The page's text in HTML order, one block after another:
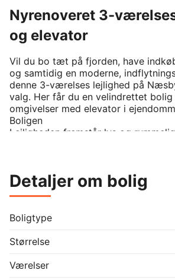
Nyrenoveret 3-
og elevator
Vil du bo tæt på fjorden, have
og samtidig en moderne,
denne 3-værelses lejlighed på
valg. Her får du en velindrettet
omgivelser med elevator i
Boligen
Lejligheden fremstår lys og
Køkkenet er et stilrent Invita-køkken
hvidevarer fra Siemens.
Siemens indbygningsovn med pyrolyse
Siemens køle-/fryseskab
Detaljer om bolig
Boligtype
Størrelse
Værelser